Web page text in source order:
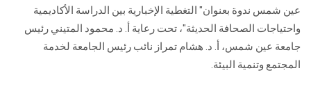
سجل الان
عين شمس ندوة بعنوان" التغطية الإخبارية بين الدراسة الأكاديمية
واحتياجات الصحافة الحديثة"، تحت رعاية أ. د. محمود المتيني رئيس
جامعة عين شمس، أ. د. هشام تمراز نائب رئيس الجامعة لخدمة
المجتمع وتنمية البيئة.